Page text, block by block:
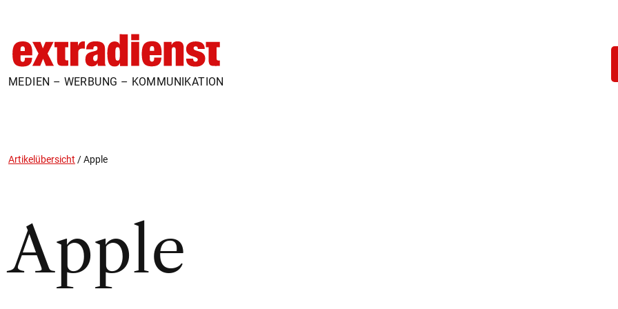
MEDIEN – WERBUNG – KOMMUNIKATION
Artikelübersicht /Apple
Apple